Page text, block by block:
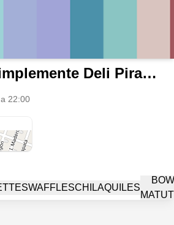
Simplemente Deli Piramide
22:00
WAFFLESCHILAQUILES